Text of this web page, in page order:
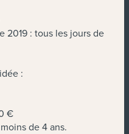
2019 : tous les jours de
:
€
de 4 ans.